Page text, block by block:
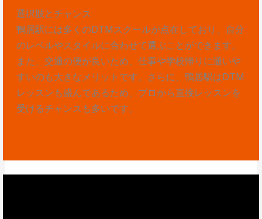
選択肢とチャンス
鴨居駅には多くのDTMスクールが点在しており、自分
のレベルやスタイルに合わせて選ぶことができます。
また、交通の便が良いため、仕事や学校帰りに通いや
すいのも大きなメリットです。さらに、鴨居駅はDTM
レッスンも盛んであるため、プロから直接レッスンを
受けるチャンスも多いです。